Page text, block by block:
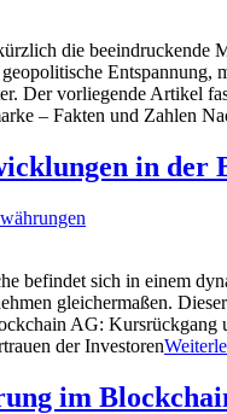
die beeindruckende
Entspannung,
Der vorliegende Artikel
– Fakten und Zahlen
in der
befindet sich in einem
gleichermaßen.
AG: Kursrückgang
der Investoren
im